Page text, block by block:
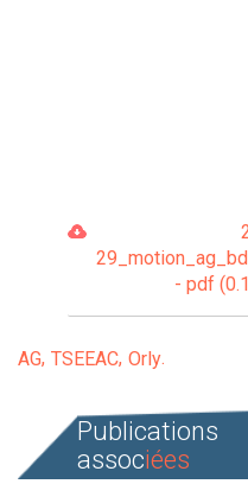
- pdf
AG TSEEAC Orly
Publications
associées